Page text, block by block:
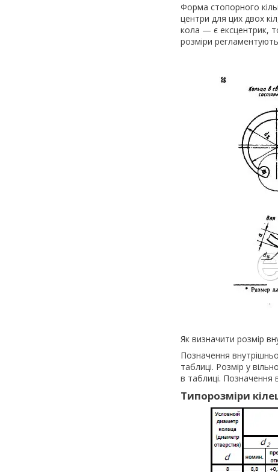
Форма стопорного
центри для цих двох
кола — є ексцентрик,
розміри
Як визначити розмір
Позначення
таблиці. Розмір у
в таблиці. Позначення
Типорозміри